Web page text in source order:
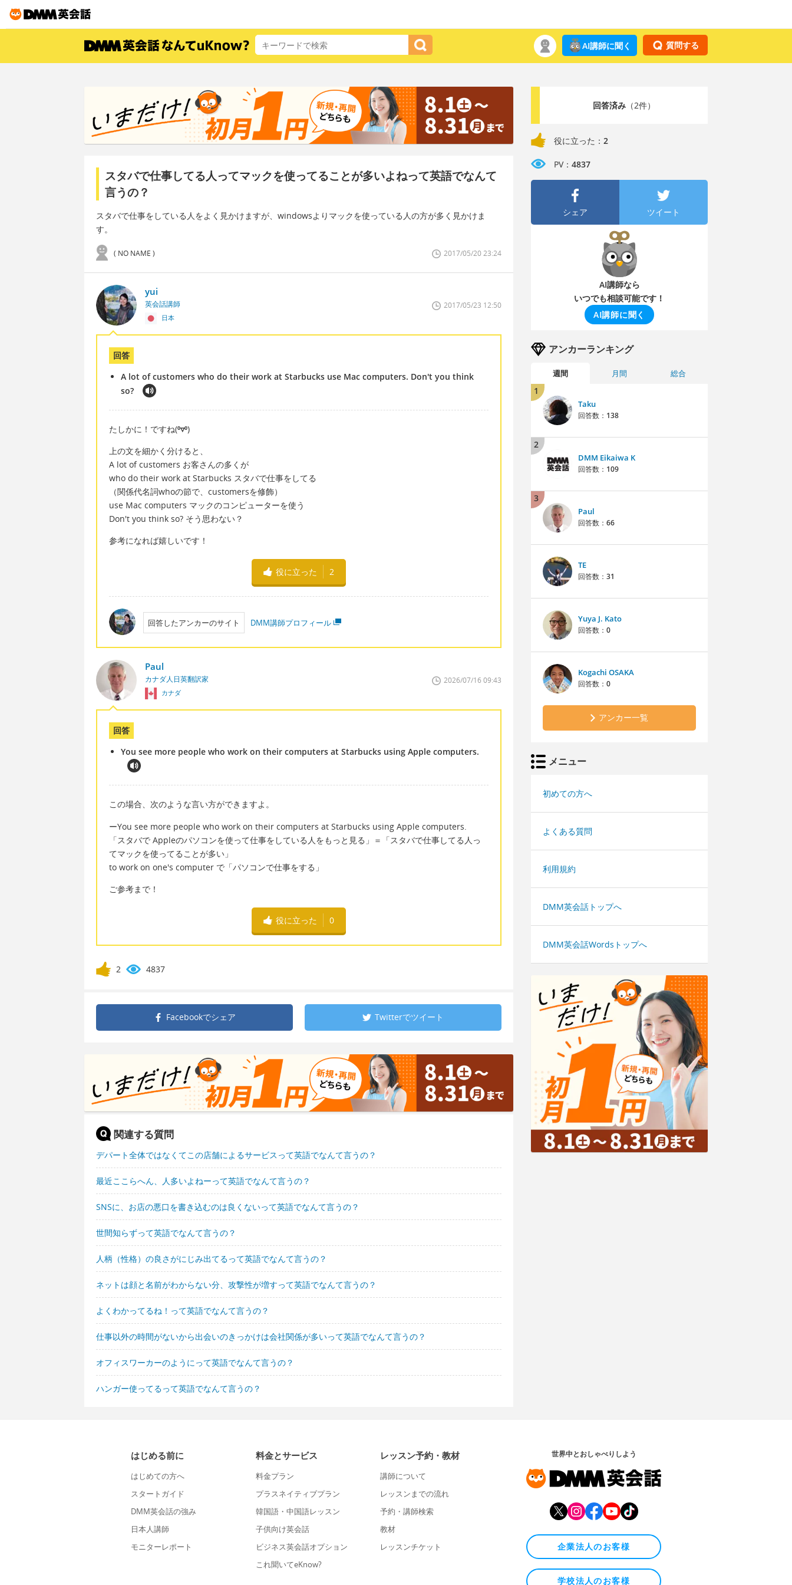
質問する
AI講師に聞く
スタバで仕事してる人ってマックを使ってることが多いよねって英語でなんて
言うの？
スタバで仕事をしている人をよく見かけますが、windowsよりマックを使っている人の方が多く見かけま
す。
( NO NAME ) 2017/05/20 23:24
yui
英会話講師
日本
2017/05/23 12:50
回答
A lot of customers who do their work at Starbucks use Mac computers. Don't you think
so?
たしかに！ですね(⁰▿⁰)
上の文を細かく分けると、
A lot of customers お客さんの多くが
who do their work at Starbucks スタバで仕事をしてる
（関係代名詞whoの節で、customersを修飾）
use Mac computers マックのコンピューターを使う
Don't you think so? そう思わない？
参考になれば嬉しいです！
役に立った 2
回答したアンカーのサイト DMM講師プロフィール
Paul
カナダ人日英翻訳家
カナダ
2026/07/16 09:43
回答
You see more people who work on their computers at Starbucks using Apple computers.
この場合、次のような言い方ができますよ。
ーYou see more people who work on their computers at Starbucks using Apple computers.
「スタバで Appleのパソコンを使って仕事をしている人をもっと見る」＝「スタバで仕事してる人っ
てマックを使ってることが多い」
to work on one's computer で「パソコンで仕事をする」
ご参考まで！
役に立った 0
2 4837
Facebookでシェア Twitterでツイート
関連する質問
デパート全体ではなくてこの店舗によるサービスって英語でなんて言うの？
最近ここらへん、人多いよねーって英語でなんて言うの？
SNSに、お店の悪口を書き込むのは良くないって英語でなんて言うの？
世間知らずって英語でなんて言うの？
人柄（性格）の良さがにじみ出てるって英語でなんて言うの？
ネットは顔と名前がわからない分、攻撃性が増すって英語でなんて言うの？
よくわかってるね！って英語でなんて言うの？
仕事以外の時間がないから出会いのきっかけは会社関係が多いって英語でなんて言うの？
オフィスワーカーのようにって英語でなんて言うの？
ハンガー使ってるって英語でなんて言うの？
回答済み（2件）
役に立った： 2
PV： 4837
シェア ツイート
AI講師なら
いつでも相談可能です！
AI講師に聞く
アンカーランキング
週間 月間 総合
1
Taku
回答数： 138
2
DMM Eikaiwa K
回答数： 109
3
Paul
回答数： 66
TE
回答数： 31
Yuya J. Kato
回答数： 0
Kogachi OSAKA
回答数： 0
アンカー一覧
メニュー
初めての方へ
よくある質問
利用規約
DMM英会話トップへ
DMM英会話Wordsトップへ
はじめる前に
はじめての方へ
スタートガイド
DMM英会話の強み
日本人講師
モニターレポート
料金とサービス
料金プラン
プラスネイティブプラン
韓国語・中国語レッスン
子供向け英会話
ビジネス英会話オプション
これ聞いてeKnow?
レッスン予約・教材
講師について
レッスンまでの流れ
予約・講師検索
教材
レッスンチケット
世界中とおしゃべりしよう
企業法人のお客様
学校法人のお客様